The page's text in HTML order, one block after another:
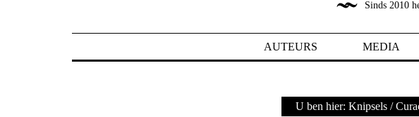
Sinds 2010
AUTEURS MEDIA
U ben hier: Knipsels /